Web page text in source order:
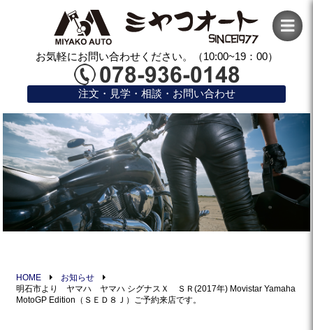
お気軽にお問い合わせください。（10:00~19：00）
注文・見学・相談・お問い合わせ
HOME
お知らせ
明石市より ヤマハ ヤマハ シグナスＸ ＳＲ(2017年) Movistar Yamaha
MotoGP Edition（ＳＥＤ８Ｊ）ご予約来店です。